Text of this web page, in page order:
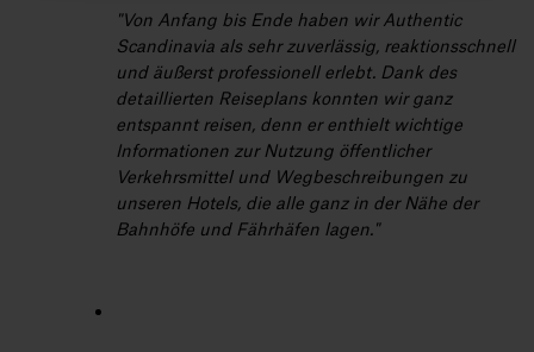
"Von Anfang bis Ende haben wir Authentic
Scandinavia als sehr zuverlässig, reaktionsschnell
und äußerst professionell erlebt. Dank des
detaillierten Reiseplans konnten wir ganz
entspannt reisen, denn er enthielt wichtige
Informationen zur Nutzung öffentlicher
Verkehrsmittel und Wegbeschreibungen zu
unseren Hotels, die alle ganz in der Nähe der
Bahnhöfe und Fährhäfen lagen."